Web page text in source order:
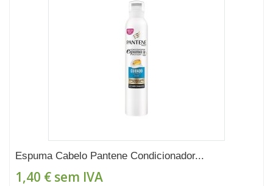
Espuma Cabelo Pantene Condicionador...
1,40 € sem IVA